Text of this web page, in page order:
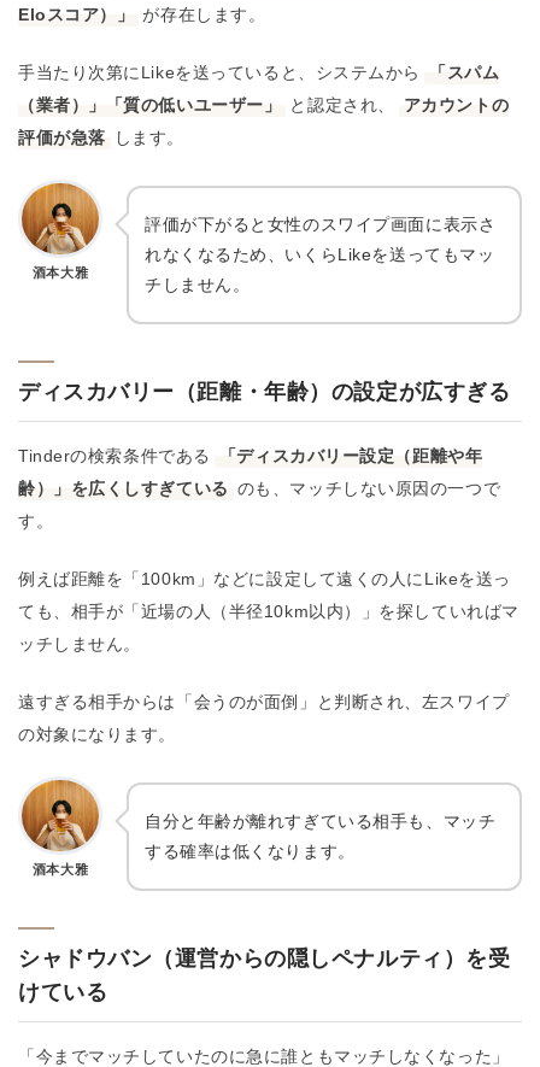
Eloスコア）」
が存在します。
手当たり次第にLikeを送っていると、システムから
「スパム
（業者）」「質の低いユーザー」
と認定され、
アカウントの
評価が急落
します。
酒本大雅
評価が下がると女性のスワイプ画面に表示さ
れなくなるため、いくらLikeを送ってもマッ
チしません。
ディスカバリー（距離・年齢）の設定が広すぎる
Tinderの検索条件である
「ディスカバリー設定（距離や年
齢）」を広くしすぎている のも、マッチしない原因の一つで
す。
例えば距離を「100km」などに設定して遠くの人にLikeを送っ
ても、相手が「近場の人（半径10km以内）」を探していればマ
ッチしません。
遠すぎる相手からは「会うのが面倒」と判断され、左スワイプ
の対象になります。
酒本大雅
自分と年齢が離れすぎている相手も、マッチ
する確率は低くなります。
シャドウバン（運営からの隠しペナルティ）を受
けている
「今までマッチしていたのに急に誰ともマッチしなくなった」